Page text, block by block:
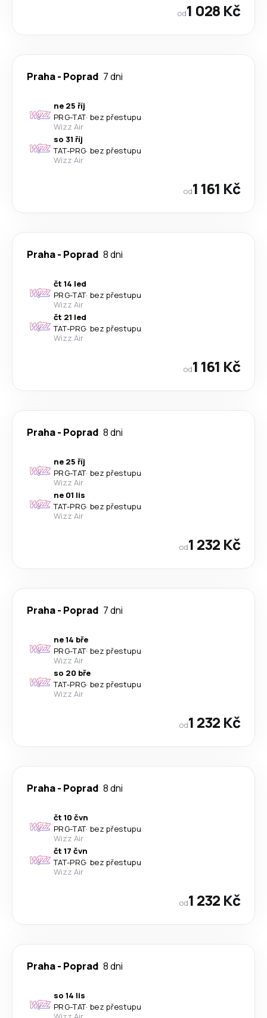
od1 028 Kč
Praha- Poprad 7 dni
ne 25 říj
PRG-TAT· bez přestupu
Wizz Air
so 31 říj
TAT-PRG· bez přestupu
Wizz Air
od1 161 Kč
Praha- Poprad 8 dni
čt 14 led
PRG-TAT· bez přestupu
Wizz Air
čt 21 led
TAT-PRG· bez přestupu
Wizz Air
od1 161 Kč
Praha- Poprad 8 dni
ne 25 říj
PRG-TAT· bez přestupu
Wizz Air
ne 01 lis
TAT-PRG· bez přestupu
Wizz Air
od1 232 Kč
Praha- Poprad 7 dni
ne 14 bře
PRG-TAT· bez přestupu
Wizz Air
so 20 bře
TAT-PRG· bez přestupu
Wizz Air
od1 232 Kč
Praha- Poprad 8 dni
čt 10 čvn
PRG-TAT· bez přestupu
Wizz Air
čt 17 čvn
TAT-PRG· bez přestupu
Wizz Air
od1 232 Kč
Praha- Poprad 8 dni
so 14 lis
PRG-TAT· bez přestupu